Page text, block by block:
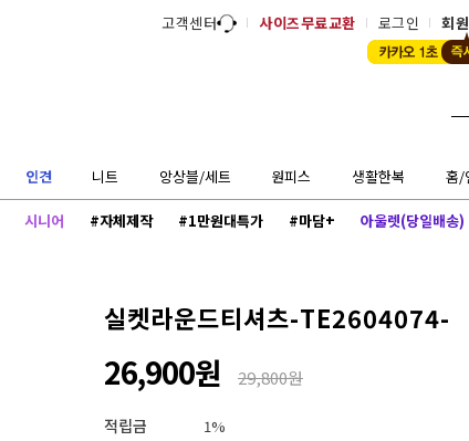
고객센터 사이즈무료교환 로그인 회
인견 니트 앙상블/세트 원피스 생활한복 홈/
시니어 #자체제작 #1만원대특가 #마담+ 아울렛(당일배송)
실켓라운드티셔츠-TE2604074-
26,900원 29,800원
적립금 1%